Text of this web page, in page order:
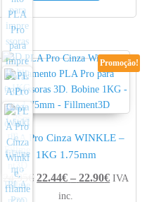
22.44€ through 22.90€
Promoção!
PLA Pro Cinza WINKLE –
1KG 1.75mm
24.95 € 22.44€ – 22.90€Price
IVA
inc.